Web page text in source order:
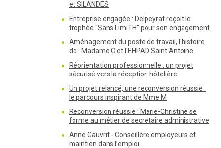
et SILANDES
Entreprise engagée : Delpeyrat reçoit le
trophée "Sans LimiTH" pour son engagement
Aménagement du poste de travail, l'histoire
de : Madame C et l'EHPAD Saint Antoine
Réorientation professionnelle : un projet
sécurisé vers la réception hôtelière
Un projet relancé, une reconversion réussie :
le parcours inspirant de Mme M
Reconversion réussie : Marie-Christine se
forme au métier de secrétaire administrative
Anne Gauvrit - Conseillère employeurs et
maintien dans l’emploi